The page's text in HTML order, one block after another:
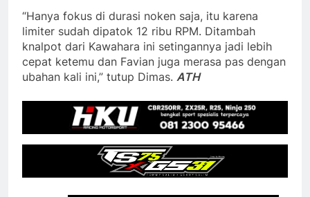
“Hanya fokus di durasi noken saja, itu karena
limiter sudah dipatok 12 ribu RPM. Ditambah
knalpot dari Kawahara ini setingannya jadi lebih
cepat ketemu dan Favian juga merasa pas dengan
ubahan kali ini,” tutup Dimas. ATH